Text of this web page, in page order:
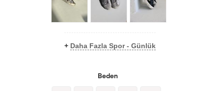
+ Daha Fazla Spor - Günlük
Beden